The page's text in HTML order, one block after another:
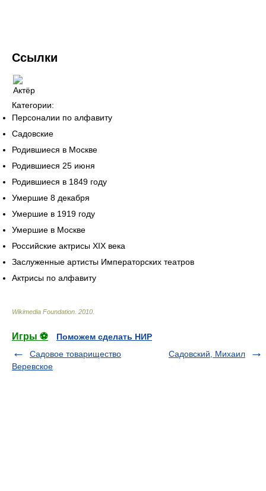
Ссылки
Категории:
Персоналии по алфавиту
Садовские
Родившиеся в Москве
Родившиеся 25 июня
Родившиеся в 1849 году
Умершие 8 декабря
Умершие в 1919 году
Умершие в Москве
Российские актрисы XIX века
Заслуженные артисты Императорских театров
Актрисы по алфавиту
Wikimedia Foundation 2010
Игры ⚽
Поможем сделать НИР
Садовое товарищество
Веревское
Садовский, Михаил